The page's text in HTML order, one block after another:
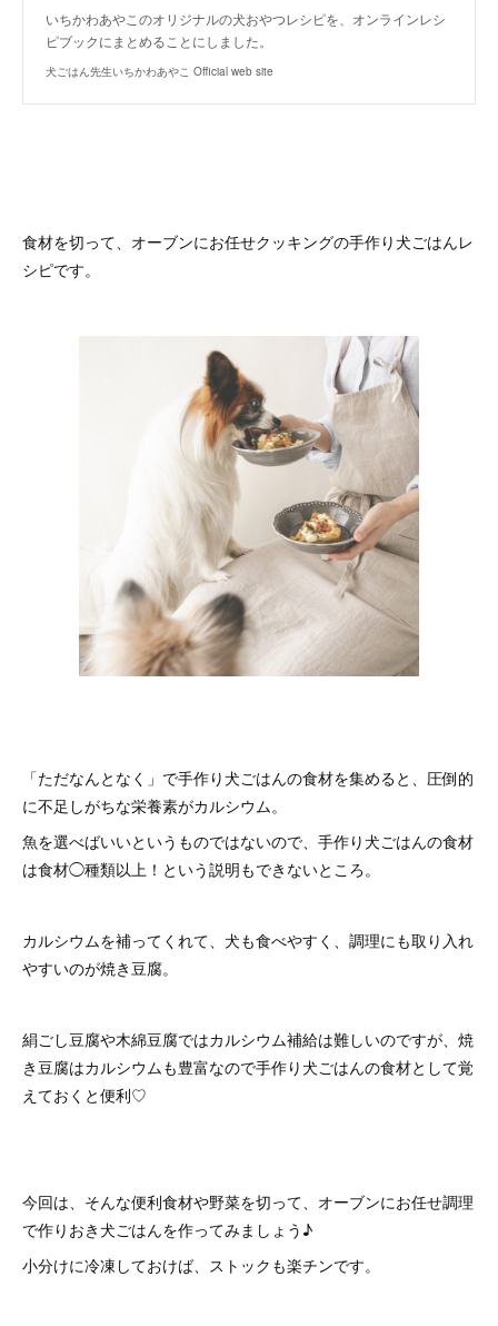
いちかわあやこのオリジナルの犬おやつレシピを、オンラインレシ
ピブックにまとめることにしました。
犬ごはん先生いちかわあやこ Official web site
食材を切って、オーブンにお任せクッキングの手作り犬ごはんレ
シピです。
「ただなんとなく」で手作り犬ごはんの食材を集めると、圧倒的
に不足しがちな栄養素がカルシウム。
魚を選べばいいというものではないので、手作り犬ごはんの食材
は食材◯種類以上！という説明もできないところ。
カルシウムを補ってくれて、犬も食べやすく、調理にも取り入れ
やすいのが焼き豆腐。
絹ごし豆腐や木綿豆腐ではカルシウム補給は難しいのですが、焼
き豆腐はカルシウムも豊富なので手作り犬ごはんの食材として覚
えておくと便利♡
今回は、そんな便利食材や野菜を切って、オーブンにお任せ調理
で作りおき犬ごはんを作ってみましょう♪
小分けに冷凍しておけば、ストックも楽チンです。